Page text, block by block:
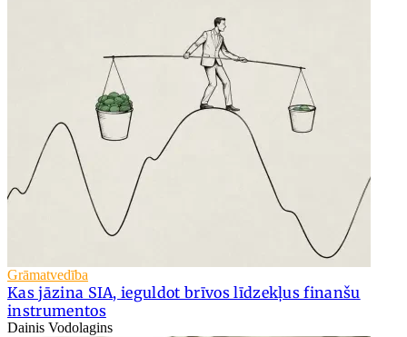
Grāmatvedība
Kas jāzina SIA, ieguldot brīvos līdzekļus finanšu
instrumentos
Dainis Vodolagins